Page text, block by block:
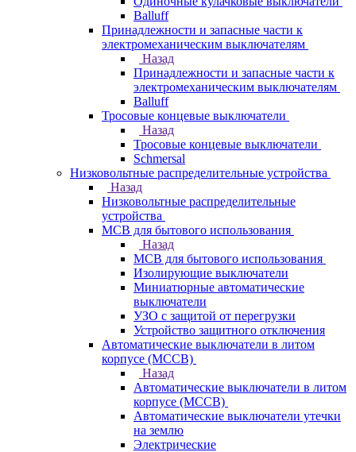
Balluff
Принадлежности и запасные части к
электромеханическим выключателям
Назад
Принадлежности и запасные части к
электромеханическим выключателям
Balluff
Тросовые концевые выключатели
Назад
Тросовые концевые выключатели
Schmersal
Низковольтные распределительные устройства
Назад
Низковольтные распределительные
устройства
MCB для бытового использования
Назад
MCB для бытового использования
Изолирующие выключатели
Миниатюрные автоматические
выключатели
УЗО с защитой от перегрузки
Устройство защитного отключения
Автоматические выключатели в литом
корпусе (MCCB)
Назад
Автоматические выключатели в литом
корпусе (MCCB)
Автоматические выключатели утечки
на землю
Электрические